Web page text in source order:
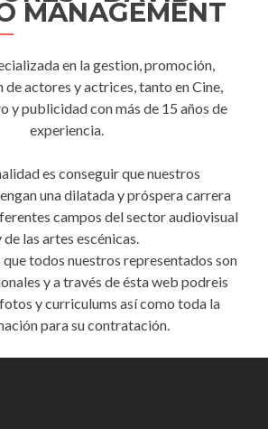
MANAGEMENT
en la gestion, promoción,
actores y actrices, tanto en Cine,
y publicidad con más de 15 años de
experiencia.
es conseguir que nuestros
una dilatada y próspera carrera
campos del sector audiovisual
de las artes escénicas.
que todos nuestros representados son
y a través de ésta web podreis
y curriculums así como toda la
para su contratación.